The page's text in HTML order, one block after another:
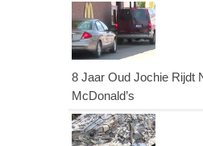
8 Jaar Oud Jochie Rijdt
McDonald’s